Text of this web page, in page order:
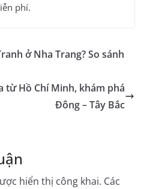
phí.
ở Nha Trang? So sánh
từ Hồ Chí Minh, khám phá
Đông – Tây Bắc
hiển thị công khai. Các